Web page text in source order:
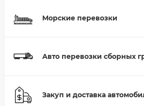
Морские перевозки
Авто перевозки сборных
Закуп и доставка